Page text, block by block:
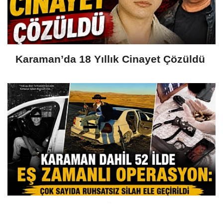
Karaman’da 18 Yıllık Cinayet Çözüldü